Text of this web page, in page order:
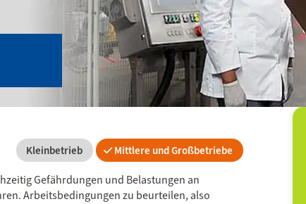
Kleinbetrieb Mittlere und Großbetriebe
Gefährdungen und Belastungen an
Arbeitsbedingungen zu beurteilen, also